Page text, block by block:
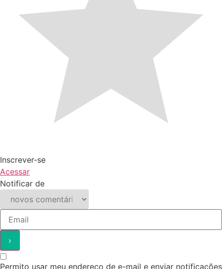
Inscrever-se
Acessar
Notificar de
Permito usar meu endereço de e-mail e enviar notificações